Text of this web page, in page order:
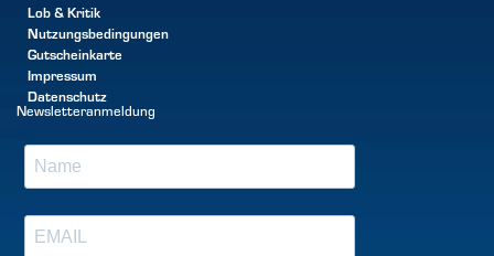
Lob & Kritik
Nutzungsbedingungen
Gutscheinkarte
Impressum
Datenschutz
Newsletteranmeldung